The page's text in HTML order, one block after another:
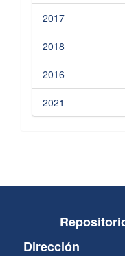
2017
2018
2016
2021
Dirección